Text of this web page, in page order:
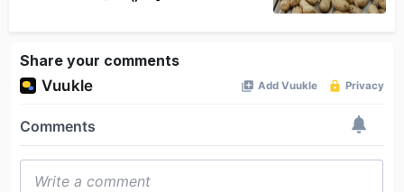
Share your comments